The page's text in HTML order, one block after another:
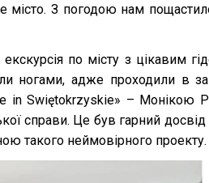
З погодою нам
по місту з цікавим
ногами, адже проходили в
Swiętokrzyskie» – Монікою
справи. Це був гарний
такого неймовірного проекту.